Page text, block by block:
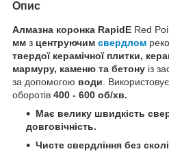
Опис
Алмазна коронка RapidE Red
мм з центруючим свердлом
твердої керамічної плитки,
мармуру, каменю та бетону із
за допомогою води .
оборотів 400 - 600 об/хв.
Має велику швидкість
довговічність.
Чисте свердління без